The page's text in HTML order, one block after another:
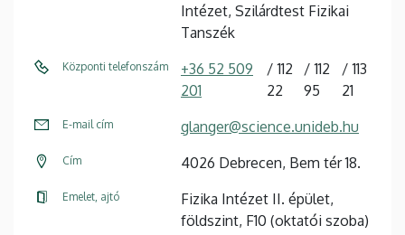
Intézet, Szilárdtest Fizikai
Tanszék
Központi telefonszám
+36 52 509
201
112
22
112
95
113
21
E-mail cím glanger@science.unideb.hu
Cím 4026 Debrecen, Bem tér 18.
Emelet, ajtó
Fizika Intézet II. épület,
földszint, F10 (oktatói szoba)